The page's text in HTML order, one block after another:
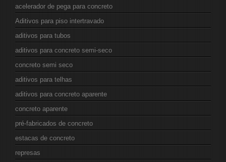
acelerador de pega para concreto
Aditivos para piso intertravado
aditivos para tubos
aditivos para concreto semi-seco
concreto semi seco
aditivos para telhas
aditivos para concreto aparente
concreto aparente
pré-fabricados de concreto
estacas de concreto
represas